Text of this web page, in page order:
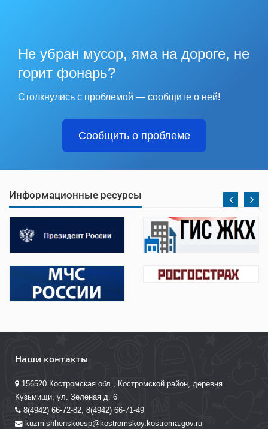
Не убран мусор, яма на дороге, не
горит фонарь?
Столкнулись с проблемой — сообщите о ней!
Сообщить о проблеме
Информационные ресурсы
Наши контакты
156520 Костромская обл., Костромской район, деревня
Кузьмищи, ул. Зеленая д. 6
8(4942) 66-72-82, 8(4942) 66-71-49
kuzmishhenskoesp@kostromskoy.kostroma.gov.ru